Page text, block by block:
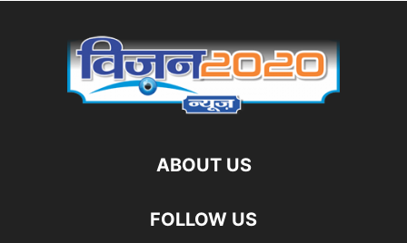
ABOUT US
FOLLOW US